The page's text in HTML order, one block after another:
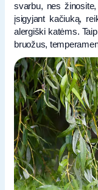
svarbu, nes
įsigyjant kačiuką,
alergiški katėms.
bruožus,